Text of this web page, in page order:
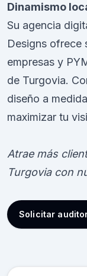
Dinamismo
Su agencia
Designs ofrece
empresas y
de Turgovia.
diseño a
maximizar tu
Atrae más
Turgovia con
Solicitar